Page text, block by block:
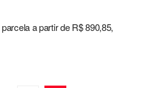
a partir de R$ 890,85,